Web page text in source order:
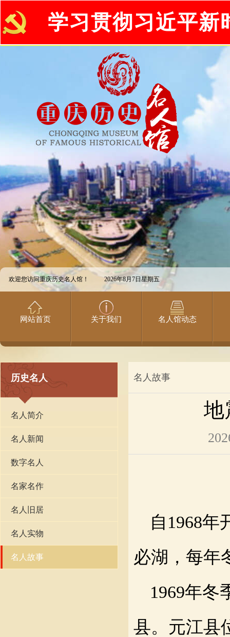
学习贯彻习近平新
欢迎您访问重庆历史名人馆！ 2026年8月7日星期五
网站首页 关于我们 名人馆动态
历史名人
名人简介
名人新闻
数字名人
名家名作
名人旧居
名人实物
名人故事
名人故事
自 1968年
必湖 ，每
1969年冬
县。元江县